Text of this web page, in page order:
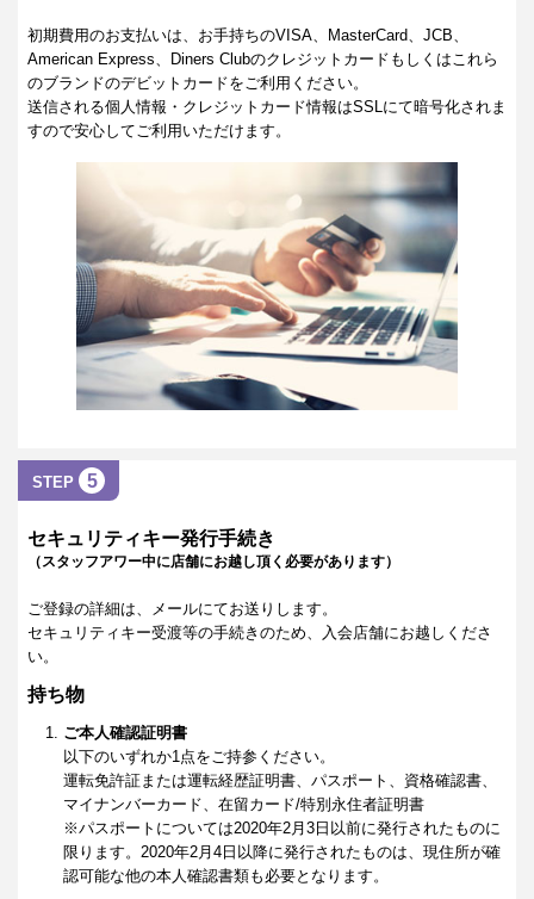
初期費用のお支払いは、お手持ちのVISA、MasterCard、JCB、
American Express、Diners Clubのクレジットカードもしくはこれら
のブランドのデビットカードをご利用ください。
送信される個人情報・クレジットカード情報はSSLにて暗号化されま
すので安心してご利用いただけます。
STEP 5
セキュリティキー発行手続き
（スタッフアワー中に店舗にお越し頂く必要があります）
ご登録の詳細は、メールにてお送りします。
セキュリティキー受渡等の手続きのため、入会店舗にお越しくださ
い。
持ち物
ご本人確認証明書
以下のいずれか1点をご持参ください。
運転免許証または運転経歴証明書、パスポート、資格確認書、
マイナンバーカード、在留カード/特別永住者証明書
※パスポートについては2020年2月3日以前に発行されたものに
限ります。2020年2月4日以降に発行されたものは、現住所が確
認可能な他の本人確認書類も必要となります。